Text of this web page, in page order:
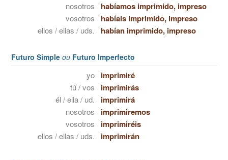
nosotros habíamos imprimido, impreso
vosotros habíais imprimido, impreso
ellos / ellas / uds. habían imprimido, impreso
Futuro Simple ou Futuro Imperfecto
yo imprimiré
tú / vos imprimirás
él / ella / ud. imprimirá
nosotros imprimiremos
vosotros imprimiréis
ellos / ellas / uds. imprimirán